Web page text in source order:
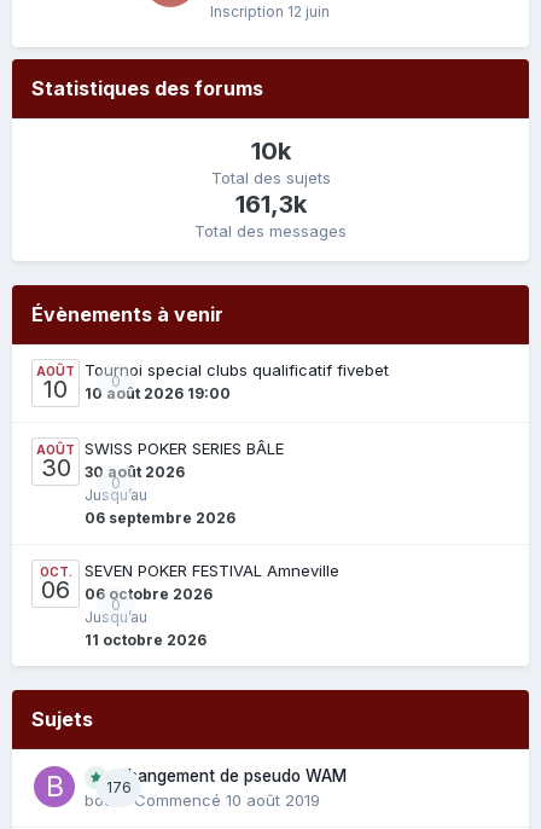
Inscription 12 juin
Statistiques des forums
10k
Total des sujets
161,3k
Total des messages
Évènements à venir
AOÛT
10 0
Tournoi special clubs qualificatif fivebet
10 août 2026 19:00
AOÛT
30
0
SWISS POKER SERIES BÂLE
30 août 2026
Jusqu’au
06 septembre 2026
OCT.
06
0
SEVEN POKER FESTIVAL Amneville
06 octobre 2026
Jusqu’au
11 octobre 2026
Sujets
176
Changement de pseudo WAM
bouli
· Commencé 10 août 2019